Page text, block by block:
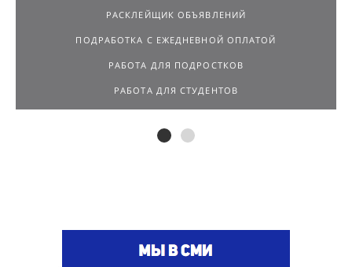
РАСКЛЕЙЩИК ОБЪЯВЛЕНИЙ
ПОДРАБОТКА С ЕЖЕДНЕВНОЙ ОПЛАТОЙ
РАБОТА ДЛЯ ПОДРОСТКОВ
РАБОТА ДЛЯ СТУДЕНТОВ